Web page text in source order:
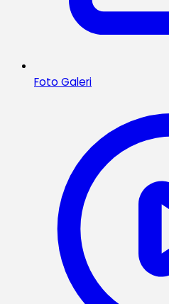
Foto Galeri